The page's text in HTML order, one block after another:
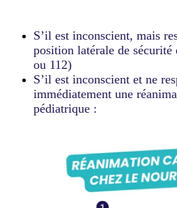
S’il est inconscient, mais
position latérale de sécurité
ou 112)
S’il est inconscient et ne
immédiatement une
pédiatrique :